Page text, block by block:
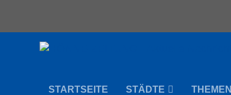
STARTSEITE STÄDTE THEMEN